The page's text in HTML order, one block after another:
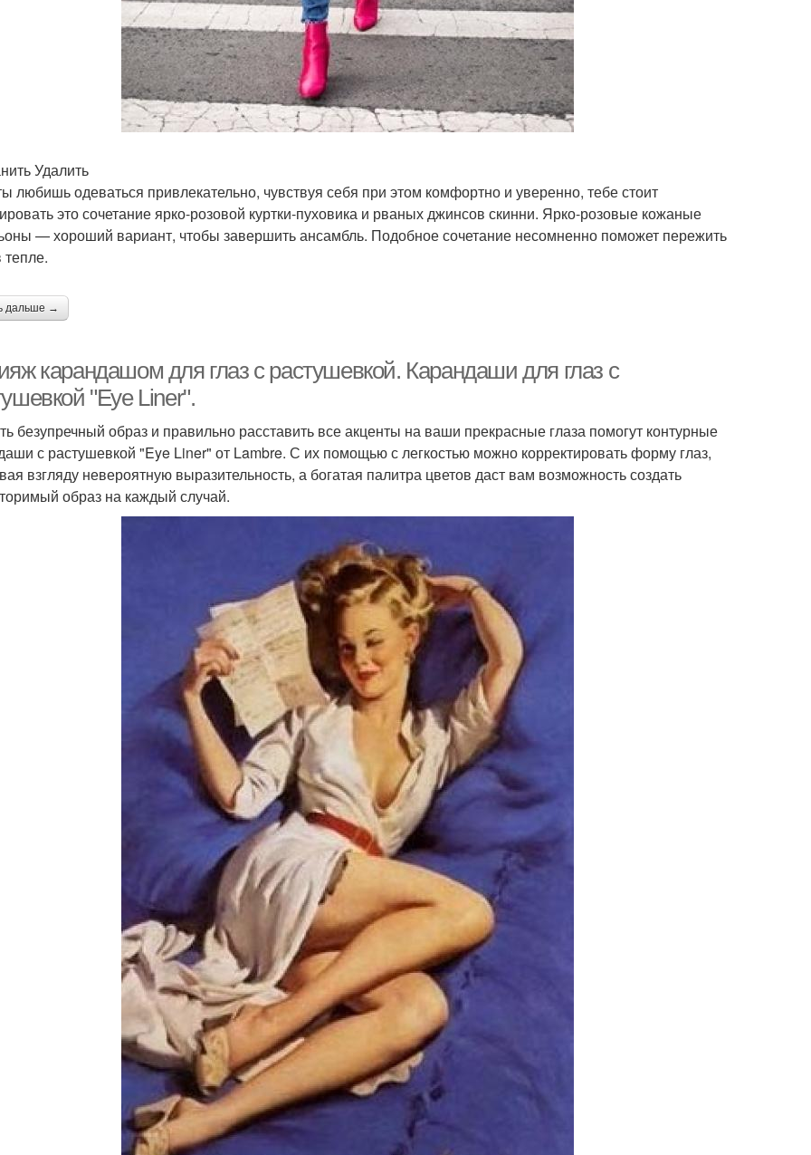
Удалить
любишь одеваться привлекательно, чувствуя себя при этом комфортно и уверенно, тебе стоит
это сочетание ярко-розовой куртки-пуховика и рваных джинсов скинни. Ярко-розовые кожаные
— хороший вариант, чтобы завершить ансамбль. Подобное сочетание несомненно поможет пережить
тепле.
дальше →
карандашом для глаз с растушевкой. Карандаши для глаз с
"Eye Liner".
безупречный образ и правильно расставить все акценты на ваши прекрасные глаза помогут контурные
с растушевкой "Eye Liner" от Lambre. С их помощью с легкостью можно корректировать форму глаз,
взгляду невероятную выразительность, а богатая палитра цветов даст вам возможность создать
образ на каждый случай.